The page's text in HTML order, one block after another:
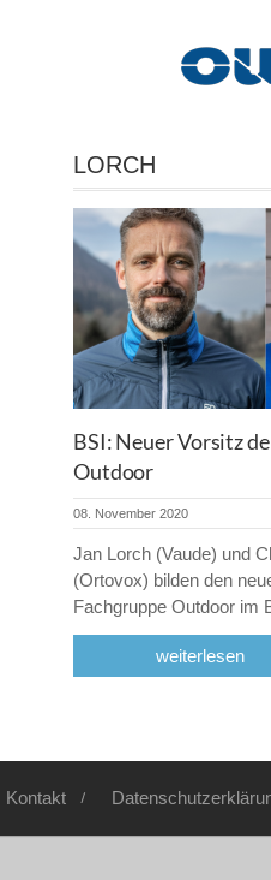
LORCH
BSI: Neuer Vorsitz
Outdoor
08. November 2020
Jan Lorch (Vaude) und
(Ortovox) bilden den
Fachgruppe Outdoor im
weiterlesen
Kontakt